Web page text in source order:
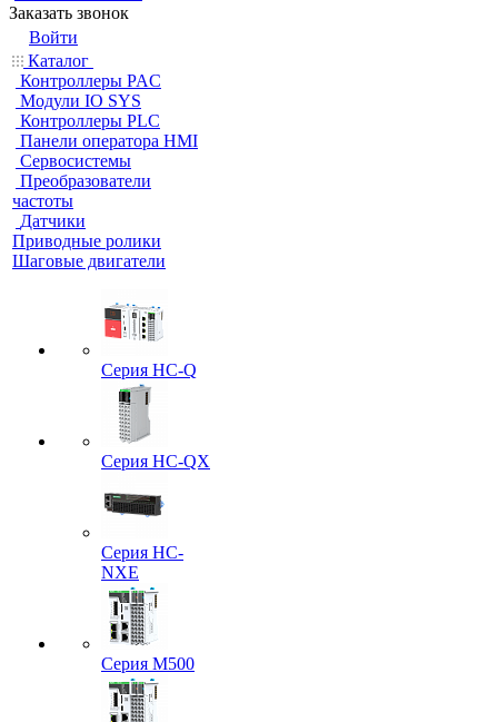
Заказать звонок
Войти
Каталог
Контроллеры PAC
Модули IO SYS
Контроллеры PLC
Панели оператора HMI
Сервосистемы
Преобразователи
частоты
Датчики
Приводные ролики
Шаговые двигатели
Серия HC-Q
Серия HC-QX
Серия HC-
NXE
Серия M500